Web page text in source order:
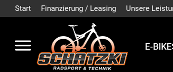
Start Finanzierung / Leasing Unsere
E-